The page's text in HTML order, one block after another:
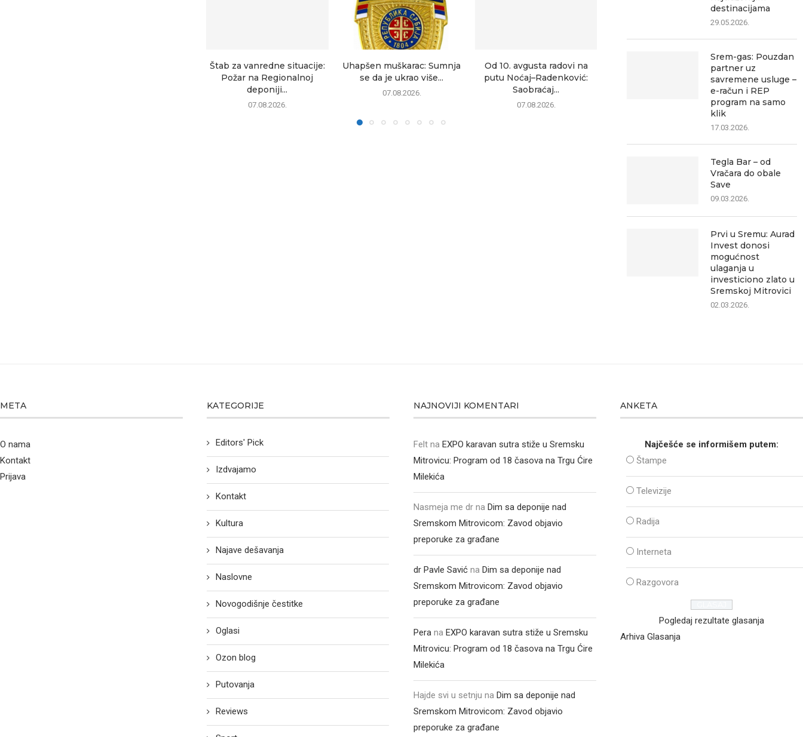
Štab za vanredne situacije:
Požar na Regionalnoj
deponiji...
07.08.2026.
Uhapšen muškarac: Sumnja
se da je ukrao više...
07.08.2026.
Od 10. avgusta radovi na
putu Noćaj–Radenković:
Saobraćaj...
07.08.2026.
Ozon ubedljivo najčitaniji
lokalni portal, pokazuje
analiza posećenosti
Šest
za jedan
destinacijama
29.05.2026.
Srem-gas: Pouzdan
partner uz
savremene usluge –
e-račun i REP
program na samo
klik
17.03.2026.
Tegla Bar – od
Vračara do obale
Save
09.03.2026.
Prvi u Sremu: Aurad
Invest donosi
mogućnost
ulaganja u
investiciono zlato u
Sremskoj Mitrovici
02.03.2026.
META
O nama
Kontakt
Prijava
KATEGORIJE
Editors' Pick
Izdvajamo
Kontakt
Kultura
Najave dešavanja
Naslovne
Novogodišnje čestitke
Oglasi
Ozon blog
Putovanja
Reviews
NAJNOVIJI KOMENTARI
Felt naEXPO karavan sutra stiže u Sremsku
Mitrovicu: Program od 18 časova na Trgu Ćire
Milekića
Nasmeja me dr naDim sa deponije nad
Sremskom Mitrovicom: Zavod objavio
preporuke za građane
dr Pavle Savić naDim sa deponije nad
Sremskom Mitrovicom: Zavod objavio
preporuke za građane
Pera naEXPO karavan sutra stiže u Sremsku
Mitrovicu: Program od 18 časova na Trgu Ćire
Milekića
Hajde svi u setnju naDim sa deponije nad
Sremskom Mitrovicom: Zavod objavio
preporuke za građane
ANKETA
Najčešće se informišem putem:
Štampe
Televizije
Radija
Interneta
Razgovora
Pogledaj rezultate glasanja
Arhiva Glasanja